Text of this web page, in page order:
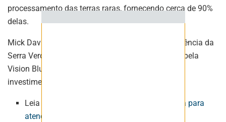
processamento das terras raras, fornecendo cerca de 90%
delas.
Mick Davis, ex-chefe da Xstrata, assumiu a presidência da
Serra Verde em janeiro, após o investimento feito pela
Vision Blue Resources (VBR), sua empresa de
investimentos em metais para baterias.
Leia também:
ANM diz que não tem estrutura para
atender PL do Ouro de Lula